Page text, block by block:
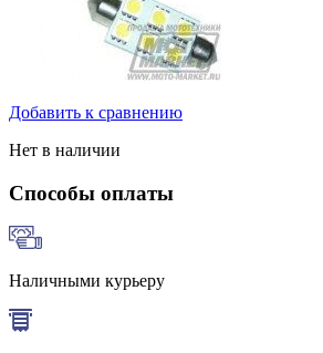
Добавить к сравнению
Нет в наличии
Способы оплаты
Наличными курьеру